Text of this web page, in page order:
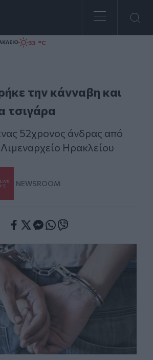
33 °C
την κάνναβη και
τσιγάρα
52χρονος άνδρας από
Ηρακλείου
NEWSROOM